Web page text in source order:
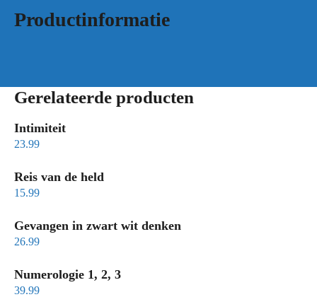
Productinformatie
Gerelateerde producten
Intimiteit
23.99
Reis van de held
15.99
Gevangen in zwart wit denken
26.99
Numerologie 1, 2, 3
39.99